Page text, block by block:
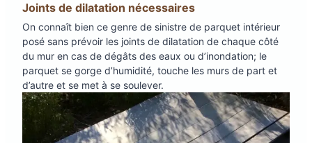
Joints de dilatation nécessaires
On connaît bien ce genre de sinistre de parquet intérieur
posé sans prévoir les joints de dilatation de chaque côté
du mur en cas de dégâts des eaux ou d’inondation; le
parquet se gorge d’humidité, touche les murs de part et
d’autre et se met à se soulever.